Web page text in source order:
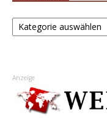
Kategorien
Anzeige